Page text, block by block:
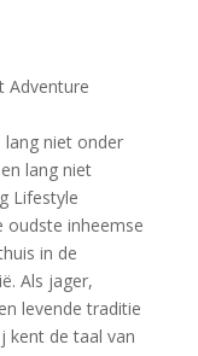
niet onder